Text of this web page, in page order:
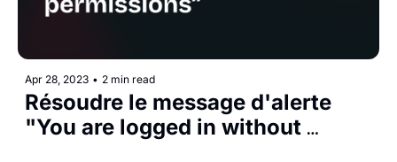
Apr 28, 2023 • 2 min read
Résoudre le message d'alerte
"You are logged in without